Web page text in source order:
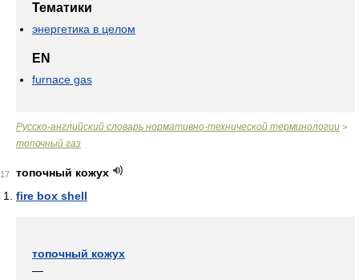
Тематики
энергетика в целом
EN
furnace gas
Русско-английский словарь нормативно-технической терминологии >
топочный газ
17
топочный кожух
fire box shell
топочный кожух
—